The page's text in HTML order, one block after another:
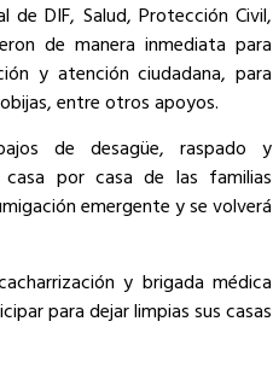
DIF, Salud, Protección Civil,
de manera inmediata para
y atención ciudadana, para
entre otros apoyos.
de desagüe, raspado y
por casa de las familias
emergente y se volverá
y brigada médica
para dejar limpias sus casas